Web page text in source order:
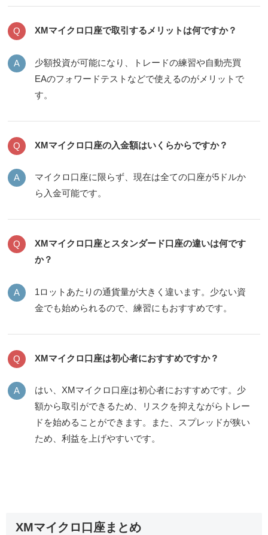
XMマイクロ口座で取引するメリットは何ですか？
少額投資が可能になり、トレードの練習や自動売買
EAのフォワードテストなどで使えるのがメリットで
す。
XMマイクロ口座の入金額はいくらからですか？
マイクロ口座に限らず、現在は全ての口座が5ドルか
ら入金可能です。
XMマイクロ口座とスタンダード口座の違いは何です
か？
1ロットあたりの通貨量が大きく違います。少ない資
金でも始められるので、練習にもおすすめです。
XMマイクロ口座は初心者におすすめですか？
はい、XMマイクロ口座は初心者におすすめです。少
額から取引ができるため、リスクを抑えながらトレー
ドを始めることができます。また、スプレッドが狭い
ため、利益を上げやすいです。
XMマイクロ口座まとめ